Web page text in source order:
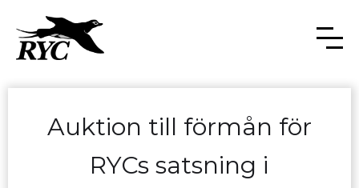
Auktion till förmån för
RYCs satsning i